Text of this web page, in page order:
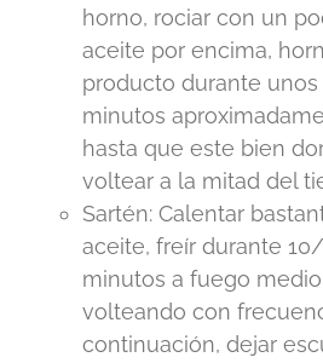
horno, rociar con un
aceite por encima,
producto durante unos
minutos
hasta que este bien
voltear a la mitad del
Sartén: Calentar
aceite, freír durante 10/
minutos a fuego medio
volteando con
continuación, dejar